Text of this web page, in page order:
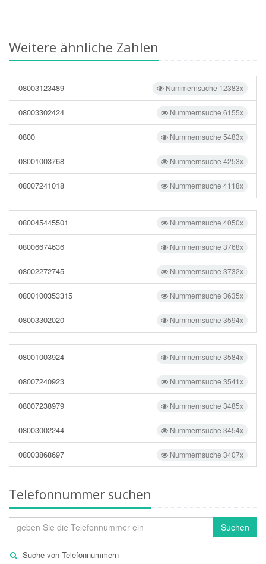
Weitere ähnliche Zahlen
Nummernsuche 12383x
08003123489
Nummernsuche 6155x
08003302424
Nummernsuche 5483x
0800
Nummernsuche 4253x
08001003768
Nummernsuche 4118x
08007241018
Nummernsuche 4050x
080045445501
Nummernsuche 3768x
08006674636
Nummernsuche 3732x
08002272745
Nummernsuche 3635x
0800100353315
Nummernsuche 3594x
08003302020
Nummernsuche 3584x
08001003924
Nummernsuche 3541x
08007240923
Nummernsuche 3485x
08007238979
Nummernsuche 3454x
08003002244
Nummernsuche 3407x
08003868697
Telefonnummer suchen
Suchen
Suche von Telefonnummern